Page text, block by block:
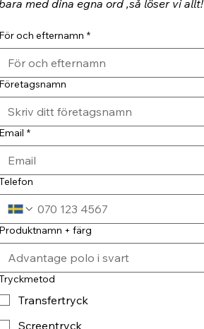
med dina egna ord ,så löser vi allt!
och efternamn *
*
+ färg
Transfertryck
Screentryck